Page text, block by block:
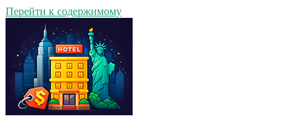
Перейти к содержимому